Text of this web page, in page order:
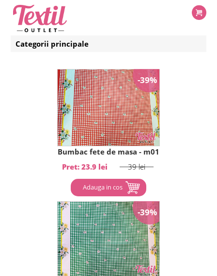
Categorii principale
-39%
Bumbac fete de masa - m01
Pret: 23.9 lei
39 lei
Adauga in cos
-39%